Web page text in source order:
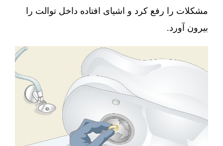
مشکلات را رفع کرد و اشیای افتاده داخل توالت را
بیرون آورد.